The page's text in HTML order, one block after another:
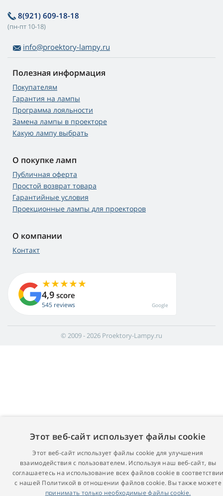
8(921) 609-18-18
(пн-пт 10-18)
info@proektory-lampy.ru
Полезная информация
Покупателям
Гарантия на лампы
Программа лояльности
Замена лампы в проекторе
Какую лампу выбрать
О покупке ламп
Публичная оферта
Простой возврат товара
Гарантийные условия
Проекционные лампы для проекторов
О компании
Контакт
4,9 score
545 reviews Google
© 2009 - 2026 Proektory-Lampy.ru
Этот веб-сайт использует файлы cookie
Этот веб-сайт использует файлы cookie для улучшения
взаимодействия с пользователем. Используя наш веб-сайт, вы
соглашаетесь на использование всех файлов cookie в
с нашей Политикой в ​​отношении файлов cookie. Вы также можете
принимать только необходимые файлы cookie.